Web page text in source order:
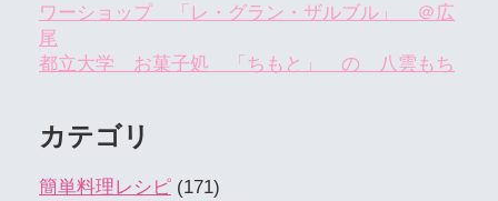
ワーショップ 「レ・グラン・ザルブル」 ＠広
尾
都立大学 お菓子処 「ちもと」 の 八雲もち
カテゴリ
簡単料理レシピ (171)